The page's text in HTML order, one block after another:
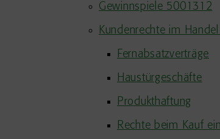
Gewinnspiele 5001312
Kundenrechte im
Fernabsatzverträge
Haustürgeschäfte
Produkthaftung
Rechte beim Kauf